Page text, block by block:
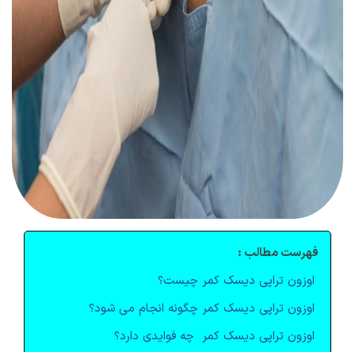
فهرست مطالب :
اوزون تراپی ديسک کمر چيست؟
اوزون تراپی ديسک کمر چگونه انجام می شود؟
اوزون تراپی ديسک کمر چه فوايدی دارد؟